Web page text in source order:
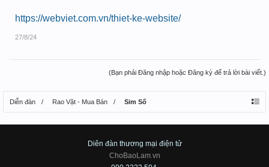
https://webviet.com.vn/thiet-ke-website/
27/8/24
(Bạn phải Đăng nhập hoặc Đăng ký để trả lời bài viết.)
Diễn đàn Rao Vặt - Mua Bán Sim Số
Diên đàn thương mại điện tử
ChoBaoLam.vn